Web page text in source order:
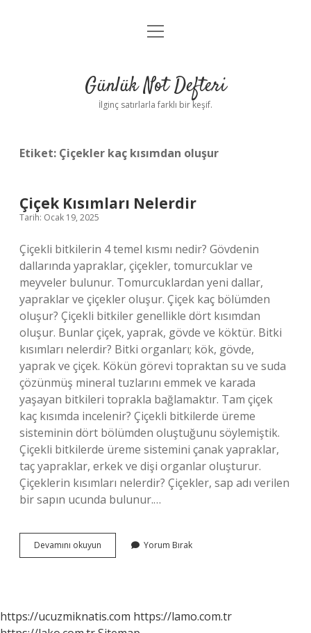
Anasayfa
Yasal Uyarı
menüyü
Günlük Not Defteri
İlginç satırlarla farklı bir keşif.
Etiket: Çiçekler kaç kısımdan oluşur
Çiçek Kısımları Nelerdir
Tarih: Ocak 19, 2025
Çiçekli bitkilerin 4 temel kısmı nedir? Gövdenin
dallarında yapraklar, çiçekler, tomurcuklar ve
meyveler bulunur. Tomurcuklardan yeni dallar,
yapraklar ve çiçekler oluşur. Çiçek kaç bölümden
oluşur? Çiçekli bitkiler genellikle dört kısımdan
oluşur. Bunlar çiçek, yaprak, gövde ve köktür. Bitki
kısımları nelerdir? Bitki organları; kök, gövde,
yaprak ve çiçek. Kökün görevi topraktan su ve suda
çözünmüş mineral tuzlarını emmek ve karada
yaşayan bitkileri toprakla bağlamaktır. Tam çiçek
kaç kısımda incelenir? Çiçekli bitkilerde üreme
sisteminin dört bölümden oluştuğunu söylemiştik.
Çiçekli bitkilerde üreme sistemini çanak yapraklar,
taç yapraklar, erkek ve dişi organlar oluşturur.
Çiçeklerin kısımları nelerdir? Çiçekler, sap adı verilen
bir sapın ucunda bulunur.…
Devamını okuyun
Kısımları
Yorum Bırak
https://ucuzmiknatis.com https://lamo.com.tr